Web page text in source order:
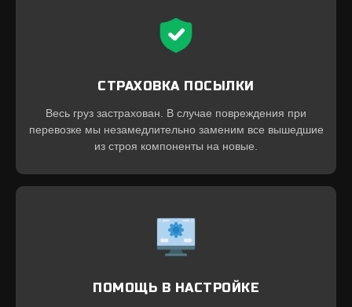
СТРАХОВКА ПОСЫЛКИ
Весь груз застрахован. В случае повреждения при
перевозке мы незамедлительно заменим все вышедшие
из строя компоненты на новые.
ПОМОЩЬ В НАСТРОЙКЕ